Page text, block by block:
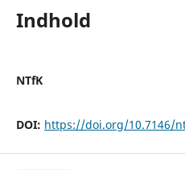
Indhold
NTfK
DOI: https://doi.org/10.7146/